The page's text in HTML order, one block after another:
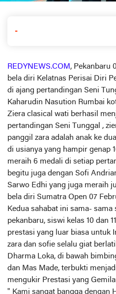
-
REDYNEWS.COM , Pekanbaru
bela diri Kelatnas Perisai Diri
di ajang pertandingan Seni
Kaharudin Nasution Rumbai
Ziera clasical wati berhasil
pertandingan Seni Tunggal ,
panggil zara adalah anak ke
di usianya yang hampir genap
meraih 6 medali di setiap
begitu juga dengan Sofi
Sarwo Edhi yang juga meraih
bela diri Sumatra Open 07
Kedua sahabat ini sama-
pekanbaru, siswi kelas 10 dan
prestasi yang luar biasa untuk
zara dan sofie selalu giat
Dharma Loka, di bawah
dan Mas Made, terbukti
mengukir Prestasi yang
" Kami sangat bangga dengan